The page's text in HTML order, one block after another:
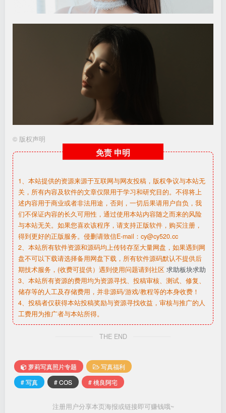
© 版权声明
免责 申明
1、本站提供的资源来源于互联网与网友投稿，版权争议与本站无
关，所有内容及软件的文章仅限用于学习和研究目的。不得将上
述内容用于商业或者非法用途，否则，一切后果请用户自负，我
们不保证内容的长久可用性，通过使用本站内容随之而来的风险
与本站无关。如果您喜欢该程序，请支持正版软件，购买注册，
得到更好的正版服务。侵删请致信E-mail：cy@cy520.cc
2、本站所有软件资源和源码均上传转存至大量网盘，如果遇到网
盘不可以下载请选择备用网盘下载，所有软件源码默认不提供后
期技术服务，(收费可提供）遇到使用问题请到社区 求助板块求助
3、本站所有资源的费用均为资源寻找、投稿审核、测试、修复、
储存等的人工及存储费用，并非源码/游戏/教程等的本身收费！
4、投稿者仅获得本站投稿奖励与资源寻找收益，审核与推广的人
工费用为推广者与本站所得。
THE END
萝莉写真照片专题
写真福利
# 写真
# COS # 桃良阿宅
注册用户分享本页海报或链接即可赚钱哦~